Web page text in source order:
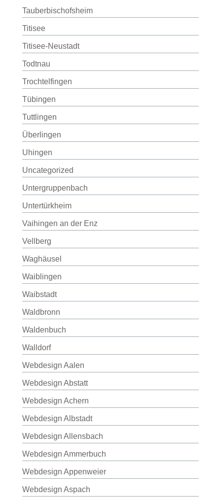
Tauberbischofsheim
Titisee
Titisee-Neustadt
Todtnau
Trochtelfingen
Tübingen
Tuttlingen
Überlingen
Uhingen
Uncategorized
Untergruppenbach
Untertürkheim
Vaihingen an der Enz
Vellberg
Waghäusel
Waiblingen
Waibstadt
Waldbronn
Waldenbuch
Walldorf
Webdesign Aalen
Webdesign Abstatt
Webdesign Achern
Webdesign Albstadt
Webdesign Allensbach
Webdesign Ammerbuch
Webdesign Appenweier
Webdesign Aspach